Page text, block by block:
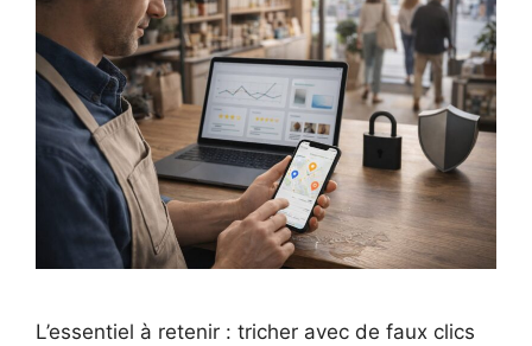
L’essentiel à retenir : tricher avec de faux clics